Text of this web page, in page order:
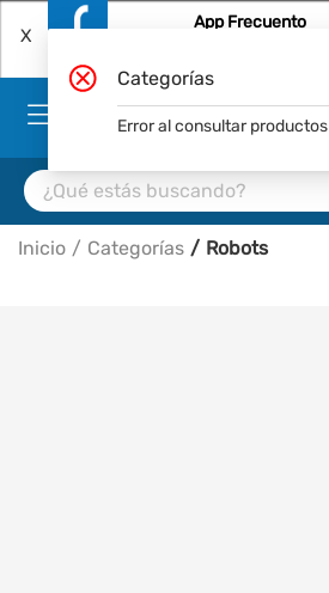
X
App Frecuento
Inicio Categorías Robots
Categorías
Error al consultar productos